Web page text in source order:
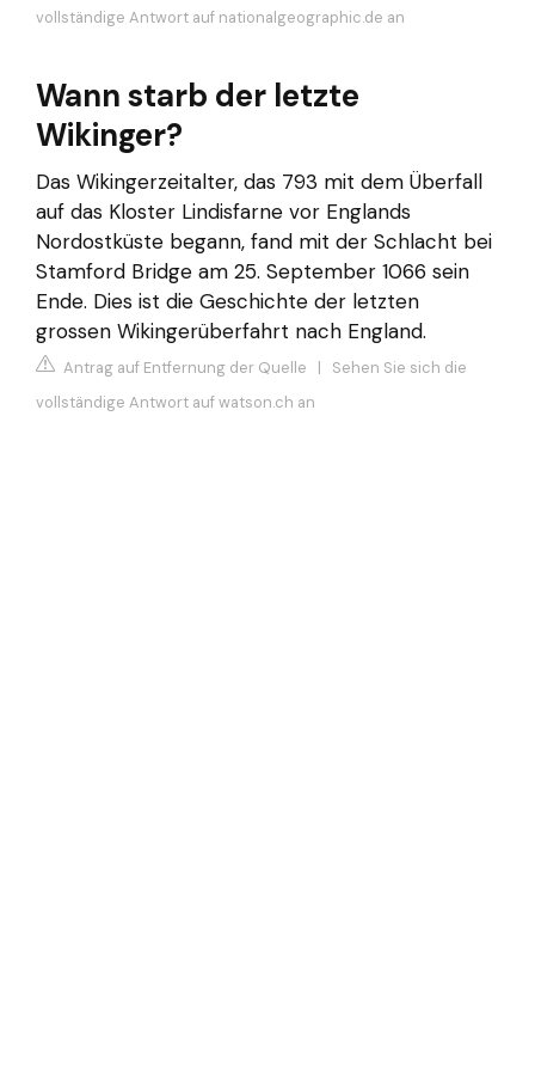
vollständige Antwort auf nationalgeographic.de an
Wann starb der letzte
Wikinger?
Das Wikingerzeitalter, das 793 mit dem Überfall
auf das Kloster Lindisfarne vor Englands
Nordostküste begann, fand mit der Schlacht bei
Stamford Bridge am 25. September 1066 sein
Ende. Dies ist die Geschichte der letzten
grossen Wikingerüberfahrt nach England.
Antrag auf Entfernung der Quelle | Sehen Sie sich die
vollständige Antwort auf watson.ch an